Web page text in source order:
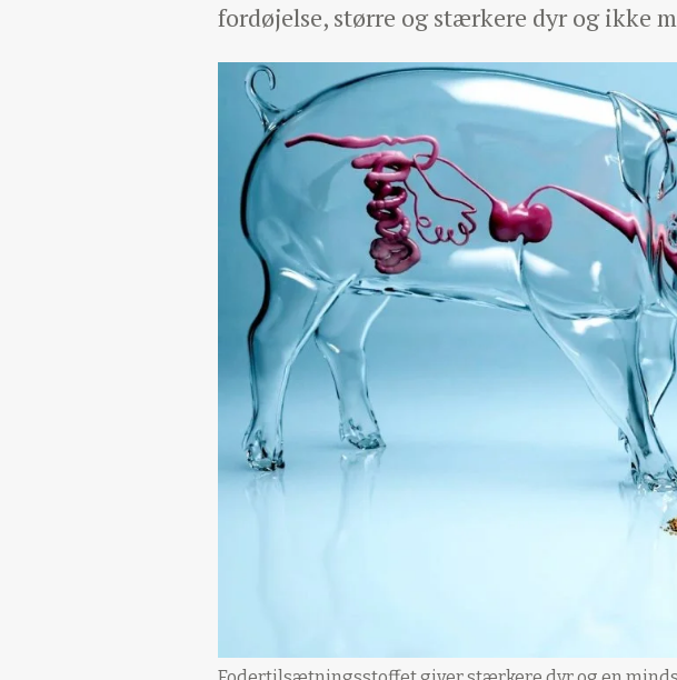
fordøjelse, større og stærkere dyr og ikke